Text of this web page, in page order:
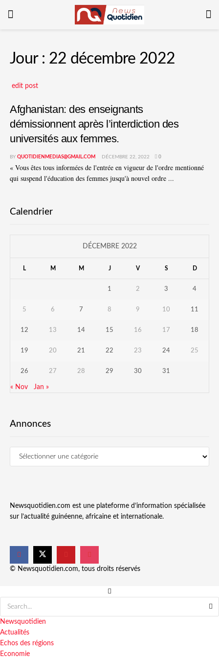
Jour : 22 décembre 2022
edit post
Afghanistan: des enseignants
démissionnent après l’interdiction des
universités aux femmes.
BY QUOTIDIENMEDIAS@GMAIL.COM DÉCEMBRE 22, 2022 0
« Vous êtes tous informées de l'entrée en vigueur de l'ordre mentionné
qui suspend l'éducation des femmes jusqu'à nouvel ordre ...
Calendrier
DÉCEMBRE 2022
L M M J V S D
1 2 3 4
5 6 7 8 9 10 11
12 13 14 15 16 17 18
19 20 21 22 23 24 25
26 27 28 29 30 31
« Nov Jan »
Annonces
Newsquotidien.com est une plateforme d’information spécialisée
sur l’actualité guinéenne, africaine et internationale.
© Newsquotidien.com, tous droits réservés
Newsquotidien
Actualités
Echos des régions
Economie